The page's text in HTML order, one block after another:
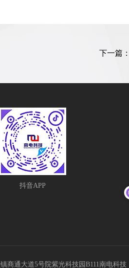
下一篇：
抖音APP
商通大道5号院紫光科技园B111南电科技